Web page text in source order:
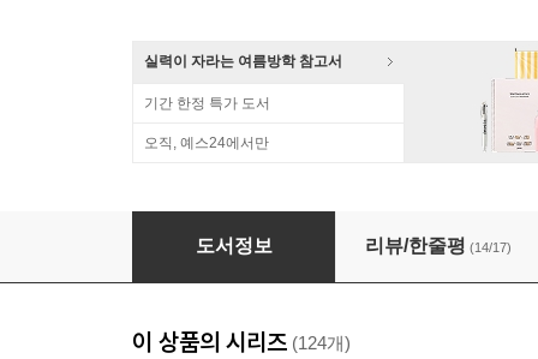
실력이 자라는 여름방학 참고서
기간 한정 특가 도서
오직, 예스24에서만
디딤돌 초등수학 기본편 3-1 (2025년)
도서정보 리뷰/한줄평 (14/17)
이 상품의 시리즈 (124개)